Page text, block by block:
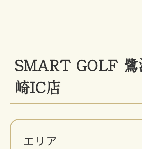
SMART GOLF 鷺
崎IC店
エリア